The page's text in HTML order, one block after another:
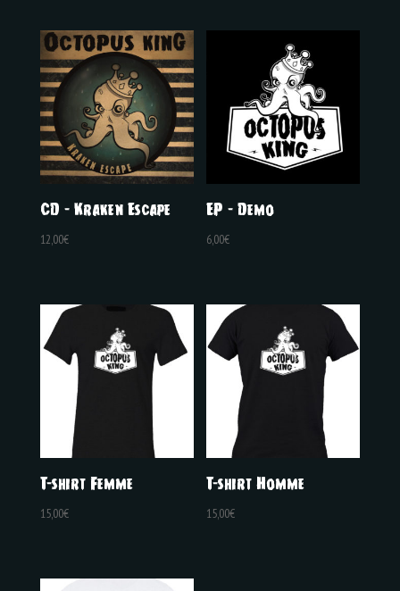
CD – Kraken Escape
12,00€
EP – Demo
6,00€
T-shirt Femme
15,00€
T-shirt Homme
15,00€